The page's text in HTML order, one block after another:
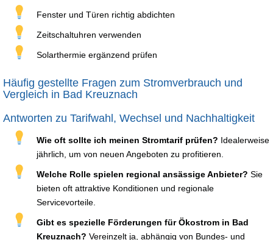
Fenster und Türen richtig abdichten
Zeitschaltuhren verwenden
Solarthermie ergänzend prüfen
Häufig gestellte Fragen zum Stromverbrauch und
Vergleich in Bad Kreuznach
Antworten zu Tarifwahl, Wechsel und Nachhaltigkeit
Wie oft sollte ich meinen Stromtarif prüfen? Idealerweise
jährlich, um von neuen Angeboten zu profitieren.
Welche Rolle spielen regional ansässige Anbieter? Sie
bieten oft attraktive Konditionen und regionale
Servicevorteile.
Gibt es spezielle Förderungen für Ökostrom in Bad
Kreuznach? Vereinzelt ja, abhängig von Bundes- und